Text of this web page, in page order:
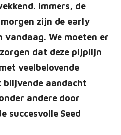
Immers, de
zijn de early
We moeten er
dat deze pijplijn
veelbelovende
aandacht
andere door
succesvolle Seed